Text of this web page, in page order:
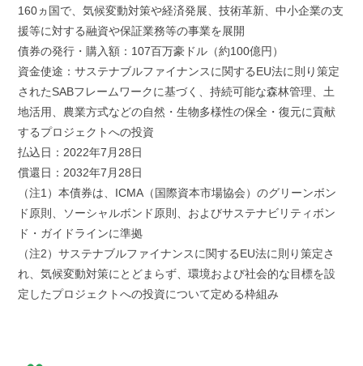
160ヵ国で、気候変動対策や経済発展、技術革新、中小企業の支
援等に対する融資や保証業務等の事業を展開
債券の発行・購入額：107百万豪ドル（約100億円）
資金使途：サステナブルファイナンスに関するEU法に則り策定
されたSABフレームワークに基づく、持続可能な森林管理、土
地活用、農業方式などの自然・生物多様性の保全・復元に貢献
するプロジェクトへの投資
払込日：2022年7月28日
償還日：2032年7月28日
（注1）本債券は、ICMA（国際資本市場協会）のグリーンボン
ド原則、ソーシャルボンド原則、およびサステナビリティボン
ド・ガイドラインに準拠
（注2）サステナブルファイナンスに関するEU法に則り策定さ
れ、気候変動対策にとどまらず、環境および社会的な目標を設
定したプロジェクトへの投資について定める枠組み